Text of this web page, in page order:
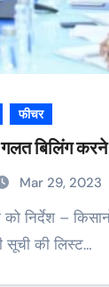
फीचर
बिलिंग
Mar 29, 2023
की लिस्ट…